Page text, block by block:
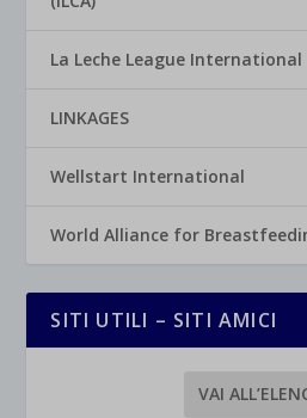
La Leche League International
LINKAGES
Wellstart International
World Alliance for
SITI UTILI – SITI AMICI
VAI